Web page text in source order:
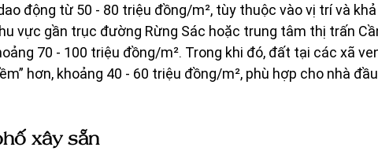
động từ 50 - 80 triệu đồng/m², tùy thuộc vào vị trí và
vực gần trục đường Rừng Sác hoặc trung tâm thị trấn
70 - 100 triệu đồng/m². Trong khi đó, đất tại các xã
hơn, khoảng 40 - 60 triệu đồng/m², phù hợp cho nhà
xây sẵn